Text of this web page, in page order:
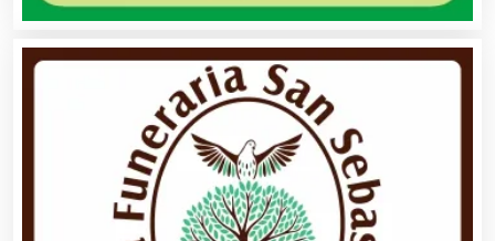
Ambulancias
Análisis Clínicos
Análisis de Aguas